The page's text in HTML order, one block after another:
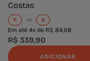
Costas
P M G
Em até 4x de R$ 84,98
R$ 339,90
ADICIONAR